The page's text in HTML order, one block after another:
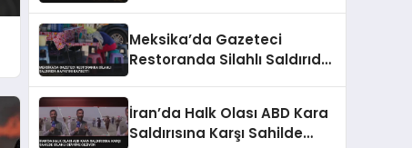
Meksika’da Gazeteci
Restoranda Silahlı Saldırıda
İran’da Halk Olası ABD Kara
Saldırısına Karşı Sahilde